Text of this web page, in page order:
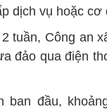
dịch vụ hoặc cơ
tuần, Công an
đảo qua điện
ban đầu,